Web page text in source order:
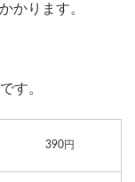
かります。
す。
390円